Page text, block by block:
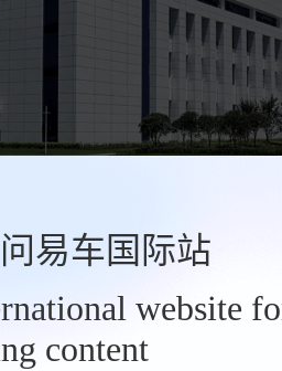
易车国际站
website
content
在第二，持股约32.96%，不再
持股9.89%，主要做供应链绑定